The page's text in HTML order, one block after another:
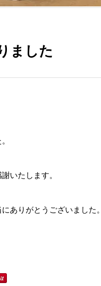
ました
いたします。
ありがとうございました。